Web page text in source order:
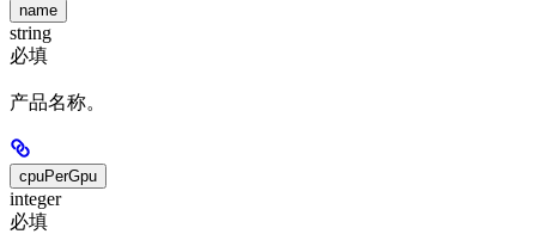
name
string
必填
产品名称。
cpuPerGpu
integer
必填